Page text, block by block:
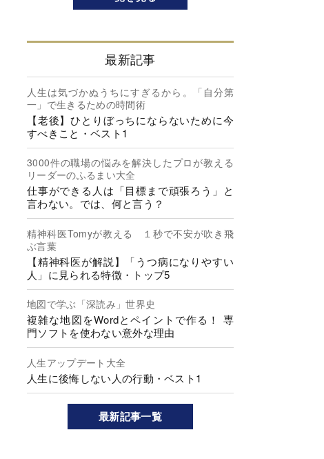
最新記事
人生は気づかぬうちにすぎるから。「自分第
一」で生きるための時間術
【老後】ひとりぼっちにならないために今
すべきこと・ベスト1
3000件の職場の悩みを解決したプロが教える
リーダーのふるまい大全
仕事ができる人は「目標まで頑張ろう」と
言わない。では、何と言う？
精神科医Tomyが教える １秒で不安が吹き飛
ぶ言葉
【精神科医が解説】「うつ病になりやすい
人」に見られる特徴・トップ5
地図で学ぶ「深読み」世界史
複雑な地図をWordとペイントで作る！ 専
門ソフトを使わない意外な理由
人生アップデート大全
人生に後悔しない人の行動・ベスト1
最新記事一覧